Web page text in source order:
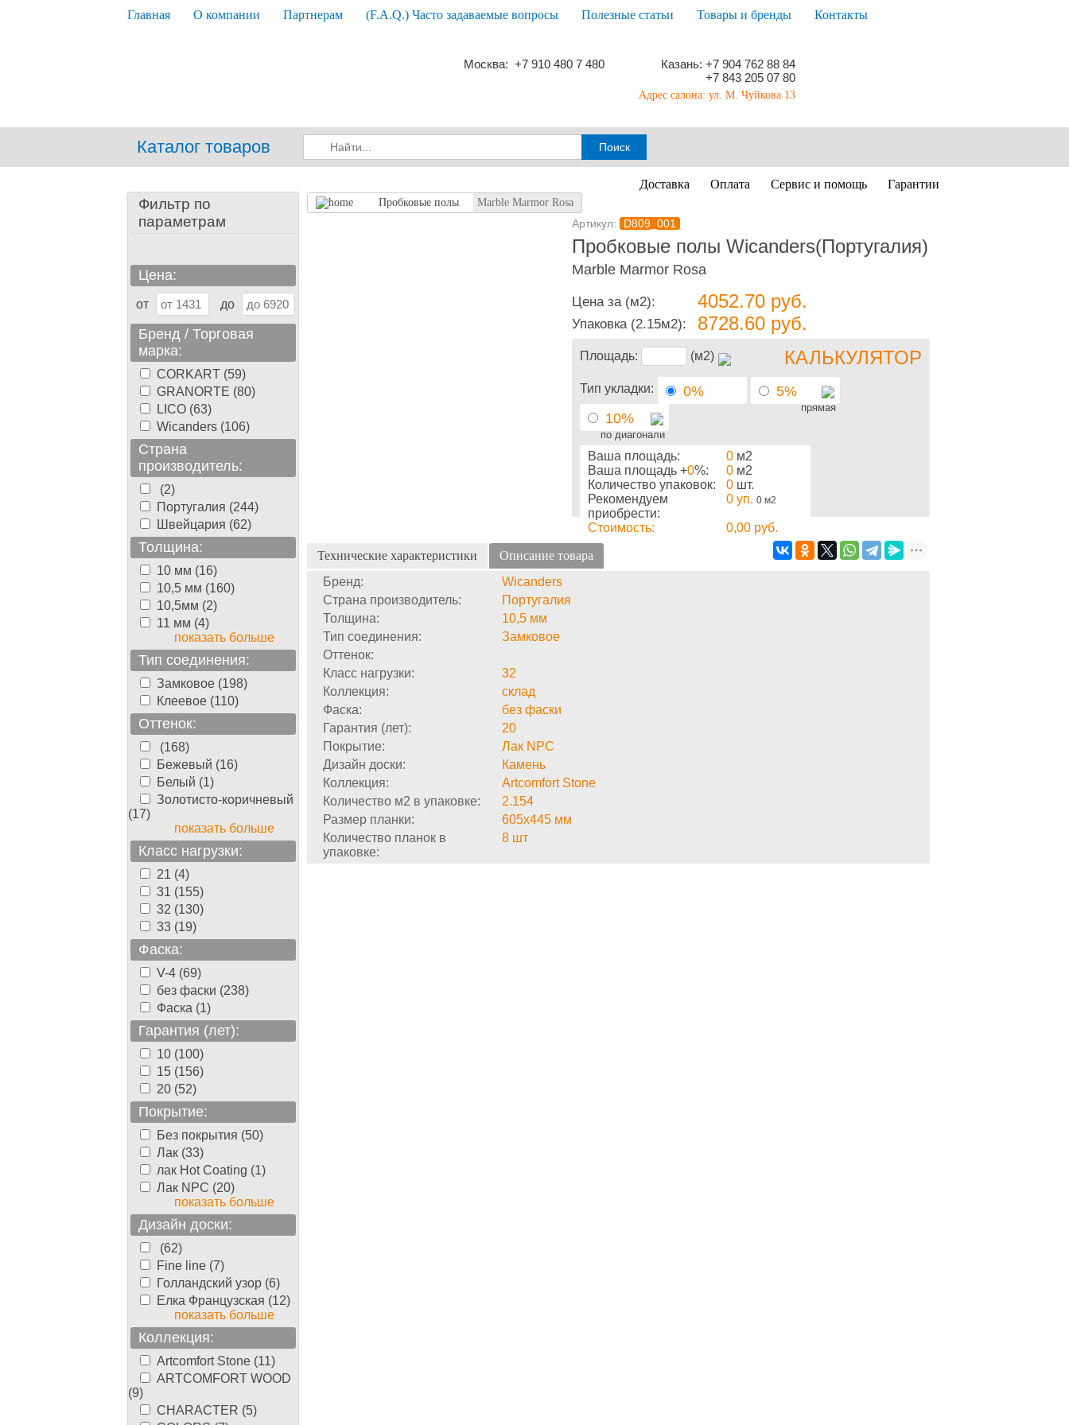
Главная О компании Партнерам (F.A.Q.) Часто задаваемые вопросы Полезные статьи Товары и бренды Контакты
Москва: +7 910 480 7 480
Казань: +7 904 762 88 84
+7 843 205 07 80
Адрес салона: ул. М. Чуйкова 13
Каталог товаров
Доставка Оплата Сервис и помощь Гарантии
Фильтр по
параметрам
Цена:
от до
Бренд / Торговая
марка:
CORKART (59)
GRANORTE (80)
LICO (63)
Wicanders (106)
Страна
производитель:
(2)
Португалия (244)
Швейцария (62)
Толщина:
10 мм (16)
10,5 мм (160)
10,5мм (2)
11 мм (4)
показать больше
Тип соединения:
Замковое (198)
Клеевое (110)
Оттенок:
(168)
Бежевый (16)
Белый (1)
Золотисто-коричневый
(17)
показать больше
Класс нагрузки:
21 (4)
31 (155)
32 (130)
33 (19)
Фаска:
V-4 (69)
без фаски (238)
Фаска (1)
Гарантия (лет):
10 (100)
15 (156)
20 (52)
Покрытие:
Без покрытия (50)
Лак (33)
лак Hot Coating (1)
Лак NPC (20)
показать больше
Дизайн доски:
(62)
Fine line (7)
Голландский узор (6)
Елка Французская (12)
показать больше
Коллекция:
Artcomfort Stone (11)
ARTCOMFORT WOOD
(9)
CHARACTER (5)
Пробковые полы Marble Marmor Rosa
Артикул: D809_001
Пробковые полы Wicanders(Португалия)
Marble Marmor Rosa
Цена за (м2): 4052.70руб.
Упаковка(2.15м2): 8728.60руб.
Площадь: (м2) КАЛЬКУЛЯТОР
Тип укладки: 0% 5%
прямая
10%
по диагонали
Ваша площадь: 0 м2
Ваша площадь +0%: 0 м2
Количество упаковок:
0 шт.
Рекомендуем
приобрести:
0 уп. 0 м2
Стоимость: 0,00 руб.
Технические характеристики
Описание товара
Бренд:
Wicanders
Страна производитель:
Португалия
Толщина:
10,5 мм
Тип соединения:
Замковое
Оттенок:
Класс нагрузки:
32
Коллекция:
склад
Фаска:
без фаски
Гарантия (лет):
20
Покрытие:
Лак NPC
Дизайн доски:
Камень
Коллекция:
Artcomfort Stone
Количество м2 в упаковке:
2.154
Размер планки:
605x445 мм
Количество планок в
упаковке:
8 шт